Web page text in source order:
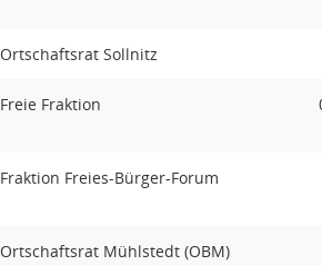
Ortschaftsrat Sollnitz
Freie Fraktion
Fraktion Freies-Bürger-Forum
Ortschaftsrat Mühlstedt (OBM)